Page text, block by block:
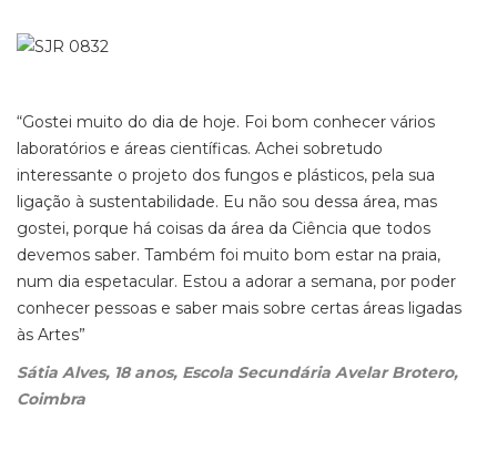
“Gostei muito do dia de hoje. Foi bom conhecer vários
laboratórios e áreas científicas. Achei sobretudo
interessante o projeto dos fungos e plásticos, pela sua
ligação à sustentabilidade. Eu não sou dessa área, mas
gostei, porque há coisas da área da Ciência que todos
devemos saber. Também foi muito bom estar na praia,
num dia espetacular. Estou a adorar a semana, por poder
conhecer pessoas e saber mais sobre certas áreas ligadas
às Artes”
Sátia Alves, 18 anos, Escola Secundária Avelar Brotero,
Coimbra